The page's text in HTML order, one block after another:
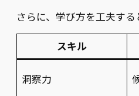
さらに、学び方を工夫す
スキル
洞察力